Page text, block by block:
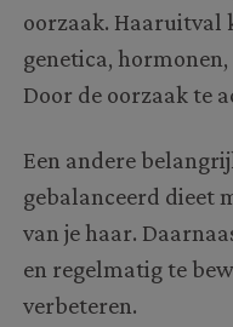
oorzaak. Haaruitval
genetica,
Door de oorzaak te
Een andere
gebalanceerd dieet
van je haar.
en regelmatig te
verbeteren.